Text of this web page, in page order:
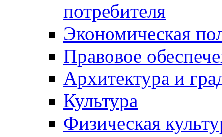
потребителя
Экономическая
Правовое
Архитектура и
Культура
Физическая